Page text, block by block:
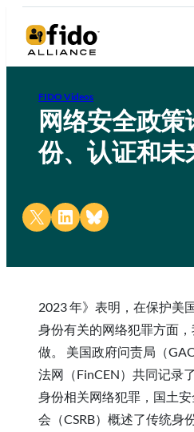
FIDO Videos
网络安全政
份、认证和未
Share on X Share on LinkedIn
Share on Bluesky
2023 年》表明，在保护美
身份有关的网络犯罪方面
做。 美国政府问责局（
法网（FinCEN）共同记录
身份相关网络犯罪，国土
会（CSRB）概述了传统身